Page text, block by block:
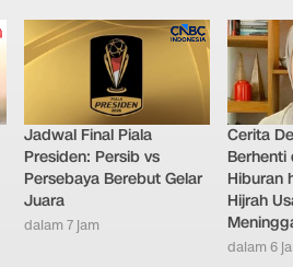
Jadwal Final Piala
Presiden: Persib vs
Persebaya Berebut Gelar
Juara
dalam 7 jam
Cerita
Berhenti
Hiburan
Hijrah
dalam 6